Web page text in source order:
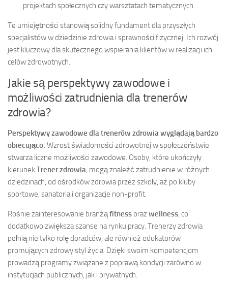
projektach społecznych czy warsztatach tematycznych.
Te umiejętności stanowią solidny fundament dla przyszłych
specjalistów w dziedzinie zdrowia i sprawności fizycznej. Ich rozwój
jest kluczowy dla skutecznego wspierania klientów w realizacji ich
celów zdrowotnych.
Jakie są perspektywy zawodowe i
możliwości zatrudnienia dla trenerów
zdrowia?
Perspektywy zawodowe dla trenerów zdrowia wyglądają bardzo
obiecująco. Wzrost świadomości zdrowotnej w społeczeństwie
stwarza liczne możliwości zawodowe. Osoby, które ukończyły
kierunekTrener zdrowia, mogą znaleźć zatrudnienie w różnych
dziedzinach, od ośrodków zdrowia przez szkoły, aż po kluby
sportowe, sanatoria i organizacje non-profit.
Rośnie zainteresowanie branżąfitnessorazwellness, co
dodatkowo zwiększa szanse na rynku pracy. Trenerzy zdrowia
pełnią nie tylko rolę doradców, ale również edukatorów
promujących zdrowy styl życia. Dzięki swoim kompetencjom
prowadzą programy związane z poprawą kondycji zarówno w
instytucjach publicznych, jak i prywatnych.